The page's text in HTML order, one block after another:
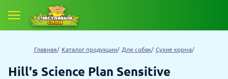
Главная Каталог продукции Для собак Сухие корма
Hill's Science Plan Sensitive